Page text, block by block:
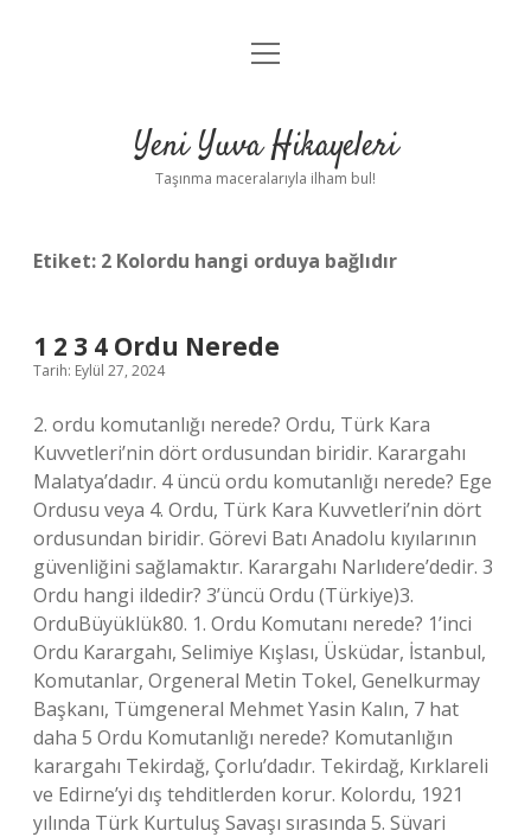
Anasayfa
Yasal Uyarı
menüyü
Yeni Yuva Hikayeleri
Taşınma maceralarıyla ilham bul!
Etiket: 2 Kolordu hangi orduya bağlıdır
1 2 3 4 Ordu Nerede
Tarih: Eylül 27, 2024
2. ordu komutanlığı nerede? Ordu, Türk Kara
Kuvvetleri’nin dört ordusundan biridir. Karargahı
Malatya’dadır. 4 üncü ordu komutanlığı nerede? Ege
Ordusu veya 4. Ordu, Türk Kara Kuvvetleri’nin dört
ordusundan biridir. Görevi Batı Anadolu kıyılarının
güvenliğini sağlamaktır. Karargahı Narlıdere’dedir. 3
Ordu hangi ildedir? 3’üncü Ordu (Türkiye)3.
OrduBüyüklük80. 1. Ordu Komutanı nerede? 1’inci
Ordu Karargahı, Selimiye Kışlası, Üsküdar, İstanbul,
Komutanlar, Orgeneral Metin Tokel, Genelkurmay
Başkanı, Tümgeneral Mehmet Yasin Kalın, 7 hat
daha 5 Ordu Komutanlığı nerede? Komutanlığın
karargahı Tekirdağ, Çorlu’dadır. Tekirdağ, Kırklareli
ve Edirne’yi dış tehditlerden korur. Kolordu, 1921
yılında Türk Kurtuluş Savaşı sırasında 5. Süvari